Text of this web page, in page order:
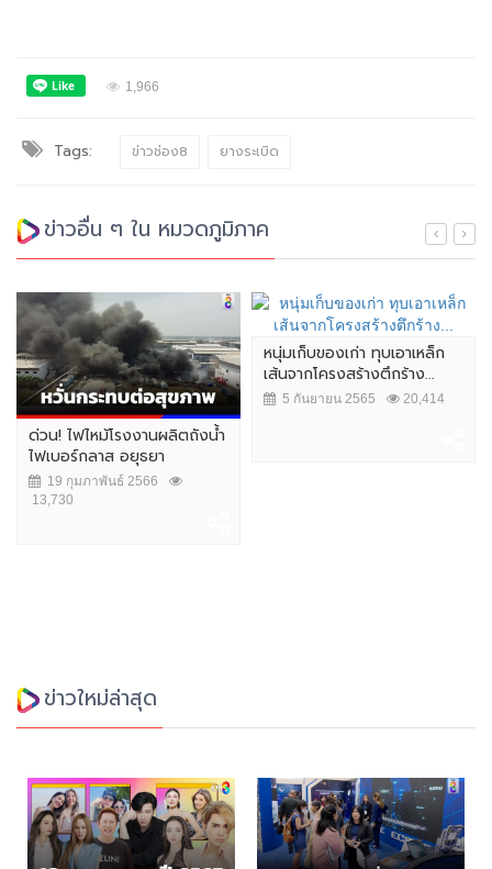
1,966
Tags: ข่าวช่อง8 ยางระเบิด
ข่าวอื่น ๆ ใน หมวดภูมิภาค
ด่วน! ไฟไหม้โรงงานผลิตถังน้ำ
ไฟเบอร์กลาส อยุธยา
19 กุมภาพันธ์ 2566
13,730
หนุ่มเก็บของเก่า ทุบเอาเหล็ก
เส้นจากโครงสร้างตึกร้าง...
5 กันยายน 2565 20,414
ข่าวใหม่ล่าสุด